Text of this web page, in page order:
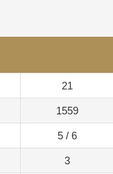
21
1559
5 / 6
3